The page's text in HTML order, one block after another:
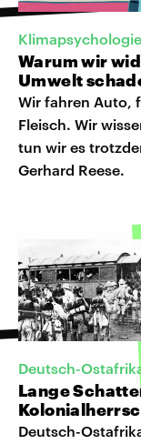
Klimapsychologie
Warum wir
Umwelt
Wir fahren Auto,
Fleisch. Wir
tun wir es
Gerhard Reese.
Deutsch-
Lange
Deutsch-